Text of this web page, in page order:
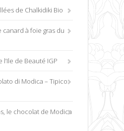
de Chalkidiki Bio
canard à foie gras du
de Beauté IGP
di Modica – Tipico
le chocolat de Modica